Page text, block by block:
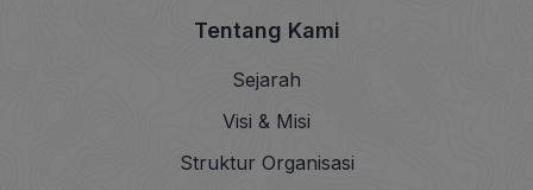
Tentang Kami
Sejarah
Visi & Misi
Struktur Organisasi